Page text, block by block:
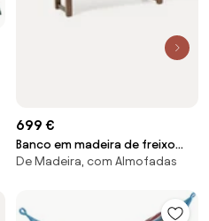
699 €
Banco em madeira de freixo
com assento em couro Sora
De Madeira, com Almofadas